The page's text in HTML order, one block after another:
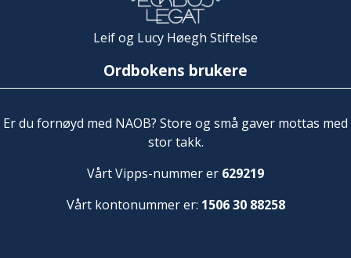
Leif og Lucy Høegh Stiftelse
Ordbokens brukere
Er du fornøyd med NAOB? Store og små gaver mottas med
stor takk.
Vårt Vipps-nummer er 629219
Vårt kontonummer er: 1506 30 88258